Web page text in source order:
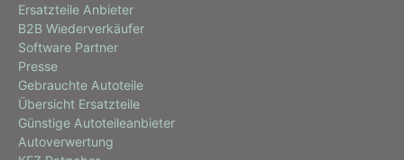
Ersatzteile Anbieter
B2B Wiederverkäufer
Software Partner
Presse
Gebrauchte Autoteile
Übersicht Ersatzteile
Günstige Autoteileanbieter
Autoverwertung